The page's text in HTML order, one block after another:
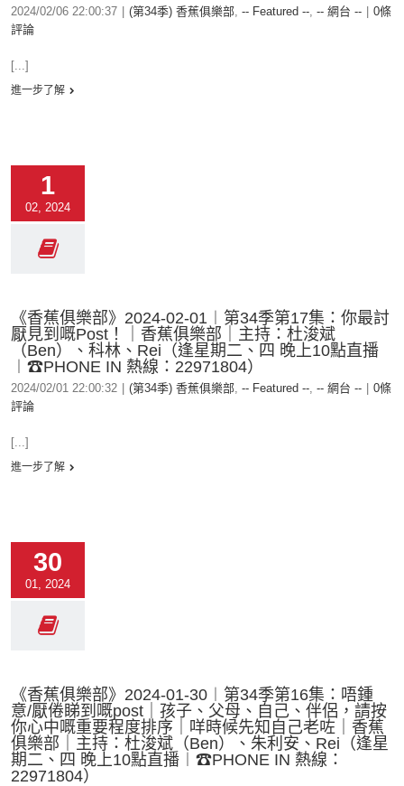
2024/02/06 22:00:37 (第34季) 香蕉俱樂部, -- Featured --, -- 網台 --
0條
評論
[...]
進一步了解
1
02, 2024
《香蕉俱樂部》2024-02-01︱第34季第17集：你最討
厭見到嘅Post！｜香蕉俱樂部｜主持：杜浚斌
（Ben）、科林、Rei（逢星期二、四 晚上10點直播
︱☎PHONE IN 熱線：22971804）
2024/02/01 22:00:32 (第34季) 香蕉俱樂部, -- Featured --, -- 網台 --
0條
評論
[...]
進一步了解
30
01, 2024
《香蕉俱樂部》2024-01-30︱第34季第16集：唔鍾
意/厭倦睇到嘅post｜孩子、父母、自己、伴侶，請按
你心中嘅重要程度排序｜咩時候先知自己老咗｜香蕉
俱樂部｜主持：杜浚斌（Ben）、朱利安、Rei（逢星
期二、四 晚上10點直播︱☎PHONE IN 熱線：
22971804）